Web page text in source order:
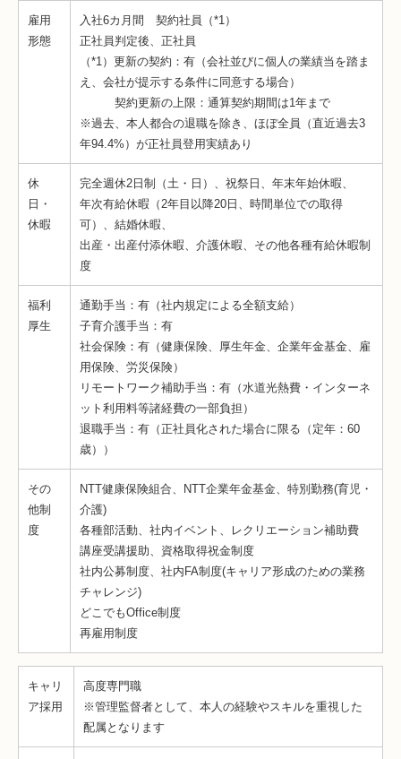
雇用
形態
入社6カ月間 契約社員（*1）
正社員判定後、正社員
（*1）更新の契約：有（会社並びに個人の業績当を踏ま
え、会社が提示する条件に同意する場合）
契約更新の上限：通算契約期間は1年まで
※過去、本人都合の退職を除き、ほぼ全員（直近過去3
年94.4%）が正社員登用実績あり
休
日・
休暇
完全週休2日制（土・日）、祝祭日、年末年始休暇、
年次有給休暇（2年目以降20日、時間単位での取得
可）、結婚休暇、
出産・出産付添休暇、介護休暇、その他各種有給休暇制
度
福利
厚生
通勤手当：有（社内規定による全額支給）
子育介護手当：有
社会保険：有（健康保険、厚生年金、企業年金基金、雇
用保険、労災保険）
リモートワーク補助手当：有（水道光熱費・インターネ
ット利用料等諸経費の一部負担）
退職手当：有（正社員化された場合に限る（定年：60
歳））
その
他制
度
NTT健康保険組合、NTT企業年金基金、特別勤務(育児・
介護)
各種部活動、社内イベント、レクリエーション補助費
講座受講援助、資格取得祝金制度
社内公募制度、社内FA制度(キャリア形成のための業務
チャレンジ)
どこでもOffice制度
再雇用制度
キャリ
ア採用
高度専門職
※管理監督者として、本人の経験やスキルを重視した
配属となります